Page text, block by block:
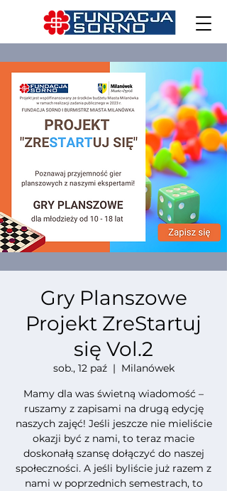
Gry Planszowe
Projekt ZreStartuj
się Vol.2
sob., 12 paź
  |
Milanówek
Mamy dla was świetną wiadomość –
ruszamy z zapisami na drugą edycję
naszych zajęć! Jeśli jeszcze nie mieliście
okazji być z nami, to teraz macie
doskonałą szansę dołączyć do naszej
społeczności. A jeśli byliście już razem z
nami w poprzednich semestrach, to